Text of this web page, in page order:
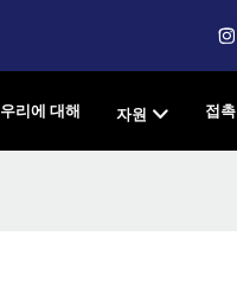
우리에 대해 자원 접촉